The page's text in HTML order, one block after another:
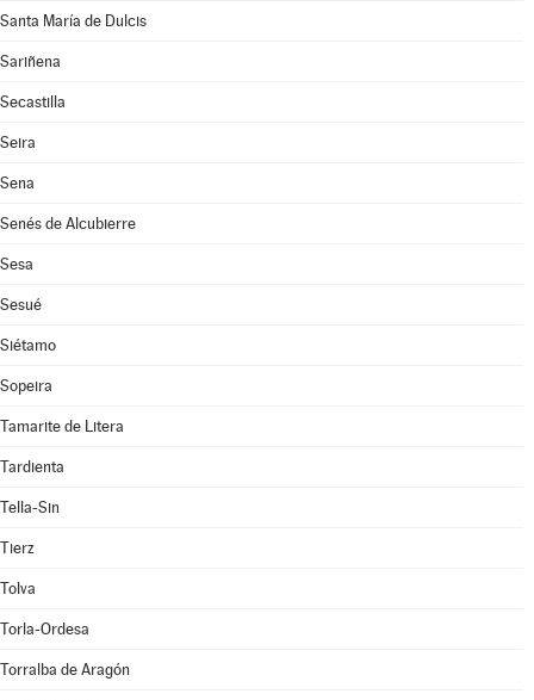
Santa María de Dulcis
Sariñena
Secastilla
Seira
Sena
Senés de Alcubierre
Sesa
Sesué
Siétamo
Sopeira
Tamarite de Litera
Tardienta
Tella-Sin
Tierz
Tolva
Torla-Ordesa
Torralba de Aragón